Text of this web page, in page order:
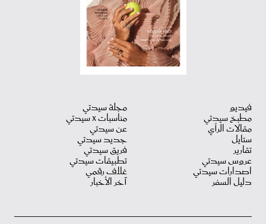
فيديو
مطبخ سيدتي
مقالات الرأي
ستايل
تقارير
عروس سيدتي
اصدارات سيدتي
دليل السفر
مجلة سيدتي
مناسبات X سيدتي
عن سيدتي
جديد سيدتي
فريق سيدتي
تطبيقات سيدتي
غلاف رقمي
آخر الأخبار